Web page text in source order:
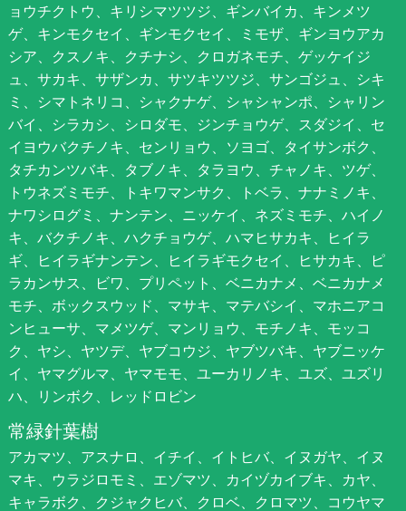
ョウチクトウ、キリシマツツジ、ギンバイカ、キンメツ
ゲ、キンモクセイ、ギンモクセイ、ミモザ、ギンヨウアカ
シア、クスノキ、クチナシ、クロガネモチ、ゲッケイジ
ュ、サカキ、サザンカ、サツキツツジ、サンゴジュ、シキ
ミ、シマトネリコ、シャクナゲ、シャシャンポ、シャリン
バイ、シラカシ、シロダモ、ジンチョウゲ、スダジイ、セ
イヨウバクチノキ、センリョウ、ソヨゴ、タイサンボク、
タチカンツバキ、タブノキ、タラヨウ、チャノキ、ツゲ、
トウネズミモチ、トキワマンサク、トベラ、ナナミノキ、
ナワシログミ、ナンテン、ニッケイ、ネズミモチ、ハイノ
キ、バクチノキ、ハクチョウゲ、ハマヒサカキ、ヒイラ
ギ、ヒイラギナンテン、ヒイラギモクセイ、ヒサカキ、ピ
ラカンサス、ビワ、プリペット、ベニカナメ、ベニカナメ
モチ、ボックスウッド、マサキ、マテバシイ、マホニアコ
ンヒューサ、マメツゲ、マンリョウ、モチノキ、モッコ
ク、ヤシ、ヤツデ、ヤブコウジ、ヤブツバキ、ヤブニッケ
イ、ヤマグルマ、ヤマモモ、ユーカリノキ、ユズ、ユズリ
ハ、リンボク、レッドロビン
常緑針葉樹
アカマツ、アスナロ、イチイ、イトヒバ、イヌガヤ、イヌ
マキ、ウラジロモミ、エゾマツ、カイヅカイブキ、カヤ、
キャラボク、クジャクヒバ、クロベ、クロマツ、コウヤマ